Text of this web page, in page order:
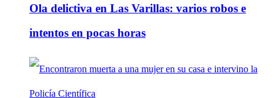
Ola delictiva en Las Varillas: varios robos e
intentos en pocas horas